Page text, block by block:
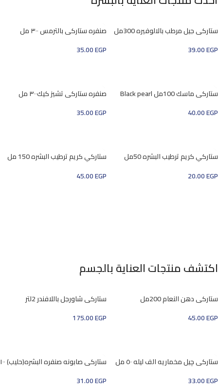
ستاركي جيل مرطب بالالوفيره 300مل
39.00EGP
صنفره ستاركي بالترمس ٣٠٠ مل
35.00EGP
ستاركي ماسك 100مل Black pearl
40.00EGP
صنفره ستاركي تشيز كيك٣٠٠ مل
35.00EGP
ستاركي كريم ترطيب البشره 50مل
20.00EGP
ستاركي كريم ترطيب البشره 150 مل
soft cream
45.00EGP
اكتشف منتجات العناية بالجسم
ستاركي دهن النعام 200مل
45.00EGP
ستاركي شاورجل باللافندر 2لتر
175.00EGP
ستاركي چيل مخماريه الف ليله ٥٠ مل
33.00EGP
ستاركي صابونه صنفره البشره(حليب) ١٠٠
31.00EGP